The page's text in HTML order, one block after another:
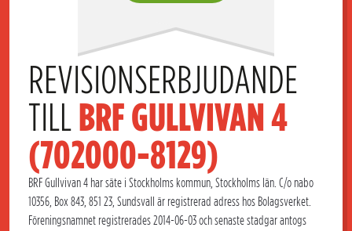
REVISIONSERBJUDANDE
TILL BRF GULLVIVAN 4
(702000-8129)
BRF Gullvivan 4 har säte i Stockholms kommun, Stockholms län. C/o nabo
10356, Box 843, 851 23, Sundsvall är registrerad adress hos Bolagsverket.
Föreningsnamnet registrerades 2014-06-03 och senaste stadgar antogs